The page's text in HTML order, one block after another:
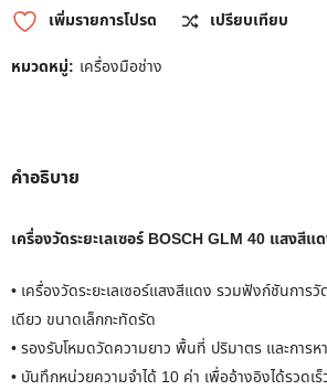
เพิ่มรายการโปรด
เปรียบเทียบ
หมวดหมู่: เครื่องมือช่าง
คำอธิบาย
เครื่องวัดระยะเลเซอร์ BOSCH GLM 40 แสงสีแ
• เครื่องวัดระยะเลเซอร์แสงสีแดง รวมฟังก์ชันการ
เดียว ขนาดเล็กกะทัดรัด
• รองรับโหมดวัดความยาว พื้นที่ ปริมาตร และการ
• บันทึกหน่วยความจำได้ 10 ค่า เพื่ออ้างอิงได้รวดเร็